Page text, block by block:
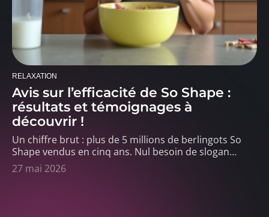
RELAXATION
Avis sur l’efficacité de So Shape :
résultats et témoignages à
découvrir !
Un chiffre brut : plus de 5 millions de berlingots So
Shape vendus en cinq ans. Nul besoin de slogan…
27 mai 2026